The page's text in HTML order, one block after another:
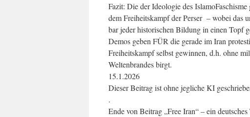
Fazit: Die der Ideologie des
dem Freiheitskampf der Perser – wobei das
bar jeder historischen Bildung in einen Topf
Demos geben FÜR die gerade im Iran
Freiheitskampf selbst gewinnen, d.h. ohne
Weltenbrandes birgt.
15.1.2026
Dieser Beitrag ist ohne jegliche KI
.
Ende von Beitrag „Free Iran“ – ein deutsches